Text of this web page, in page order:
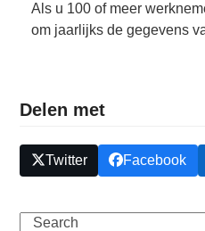
Als u 100 of meer
om jaarlijks de gegevens
Delen met
Twitter Facebook
Search